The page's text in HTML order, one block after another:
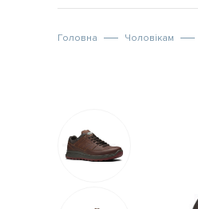
Головна Чоловікам